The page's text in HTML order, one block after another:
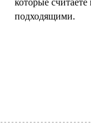
которые считаете
подходящими.